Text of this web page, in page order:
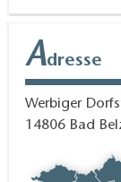
Kontaktloser
Adresse
Werbiger
14806 Bad